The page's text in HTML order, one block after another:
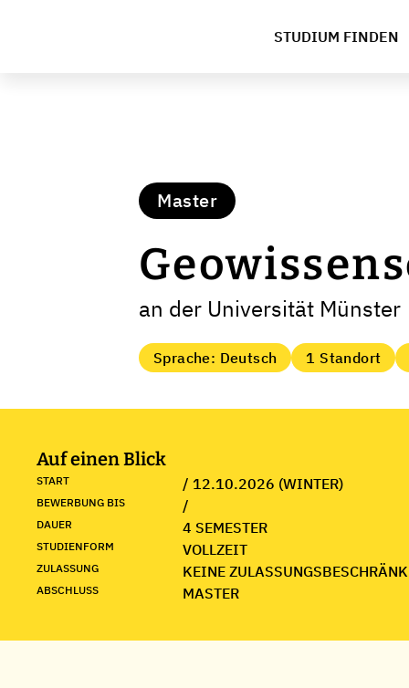
STUDIUM FINDEN
Master
an der Universität Münster
Sprache: Deutsch 1 Standort
Auf einen Blick
START / 12.10.2026 (WINTER)
BEWERBUNG BIS /
DAUER 4 SEMESTER
STUDIENFORM VOLLZEIT
ZULASSUNG KEINE
ABSCHLUSS MASTER